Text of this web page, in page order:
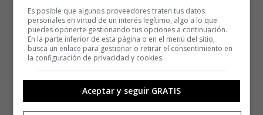
Es posible que algunos proveedores traten tus datos
personales en virtud de un interés legítimo, algo a lo que
puedes oponerte gestionando tus opciones a continuación.
En la parte inferior de esta página o en el menú del sitio,
busca un enlace para gestionar o retirar el consentimiento en
la configuración de privacidad y cookies.
Aceptar y seguir GRATIS